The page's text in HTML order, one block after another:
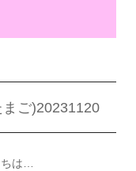
ご)20231120
は…